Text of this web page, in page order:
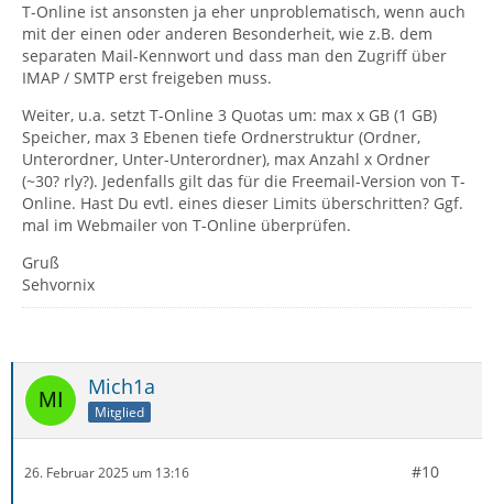
T-Online ist ansonsten ja eher unproblematisch, wenn auch
mit der einen oder anderen Besonderheit, wie z.B. dem
separaten Mail-Kennwort und dass man den Zugriff über
IMAP / SMTP erst freigeben muss.
Weiter, u.a. setzt T-Online 3 Quotas um: max x GB (1 GB)
Speicher, max 3 Ebenen tiefe Ordnerstruktur (Ordner,
Unterordner, Unter-Unterordner), max Anzahl x Ordner
(~30? rly?). Jedenfalls gilt das für die Freemail-Version von T-
Online. Hast Du evtl. eines dieser Limits überschritten? Ggf.
mal im Webmailer von T-Online überprüfen.
Gruß
Sehvornix
Mich1a
Mitglied
26. Februar 2025 um 13:16 #10